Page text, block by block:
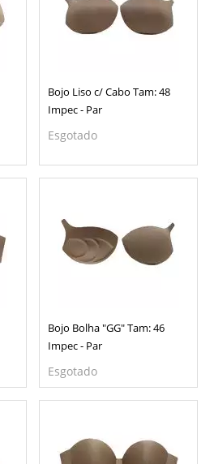
Bojo Liso c/ Cabo Tam: 48
Impec - Par
Esgotado
Bojo Bolha "GG" Tam: 46
Impec - Par
Esgotado